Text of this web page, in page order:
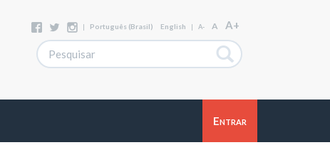
| Português (Brasil) English | A- A A+
Entrar